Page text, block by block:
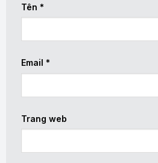
Tên *
Email *
Trang web